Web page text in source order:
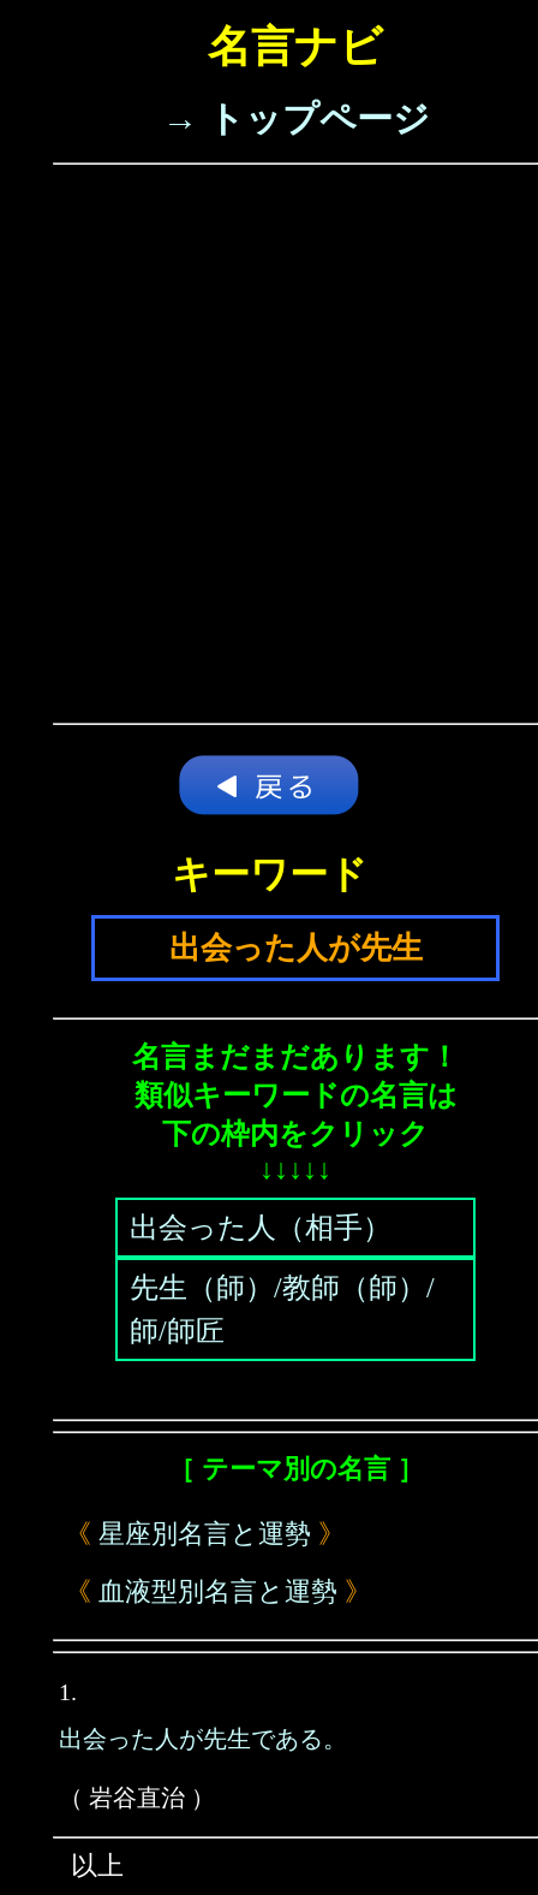
名言ナビ
→ トップページ
キーワード
出会った人が先生
名言まだまだあります！
類似キーワードの名言は
下の枠内をクリック
↓↓↓↓↓
出会った人（相手）
先生（師）/教師（師）/
師/師匠
［ テーマ別の名言 ］
《 星座別名言と運勢 》
《 血液型別名言と運勢 》
1.
出会った人が先生である。
（ 岩谷直治 ）
以上